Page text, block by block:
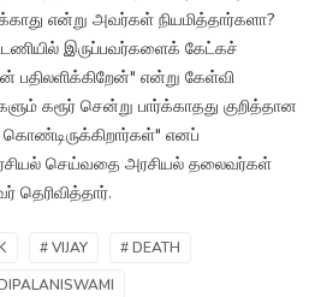
என்று அவர்கள் நியமித்தார்களா?
இருப்பவர்களைக் கேட்கச்
பதிலளிக்கிறேன்" என்று கேள்வி
கரூர் சென்று பார்க்காதது குறித்தான
கொண்டிருக்கிறார்கள்" எனப்
செய்வதை அரசியல் தலைவர்கள்
தெரிவித்தார்.
# VIJAY
# DEATH